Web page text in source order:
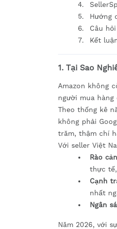
Hướng
Câu
Kết
1. Tại Sao
Amazon không
người mua
Theo thống kê
không phải
trăm, thậm chí
Với seller Việt
Rào
thực
Cạnh
nhất
Ngân
Năm 2026, với